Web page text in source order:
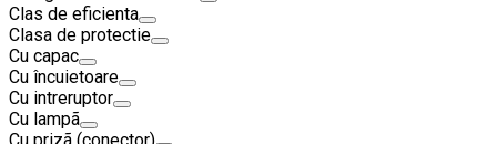
Clas de eficienta
Clasa de protectie
Cu capac
Cu încuietoare
Cu intreruptor
Cu lampã